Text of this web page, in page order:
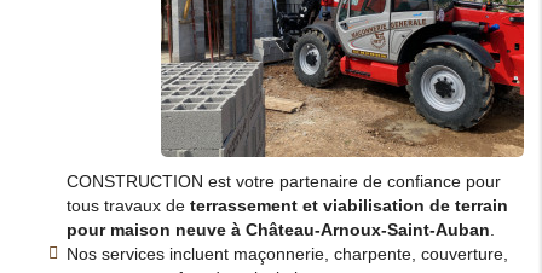
CONSTRUCTION est votre partenaire de confiance pour
tous travaux de terrassement et viabilisation de terrain
pour maison neuve à Château-Arnoux-Saint-Auban
Nos services incluent maçonnerie, charpente, couverture,